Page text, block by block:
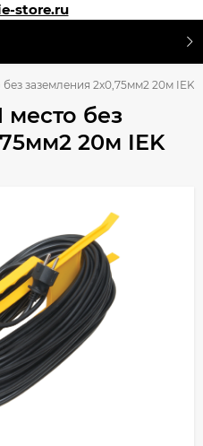
store.ru
заземления 2х0,75мм2 20м IEK
место без
20м IEK